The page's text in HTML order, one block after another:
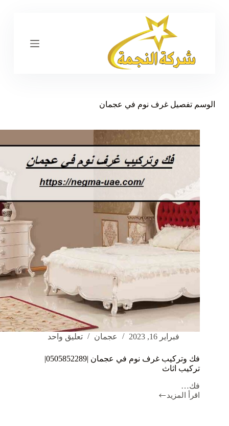
ت
الوسم تفصيل غرف نوم في عجمان
فبراير 16, 2023 عجمان تعليق واحد
فك وتركيب غرف نوم في عجمان |0505852289|
تركيب اثاث
فك…
اقرأ المزيد
فك